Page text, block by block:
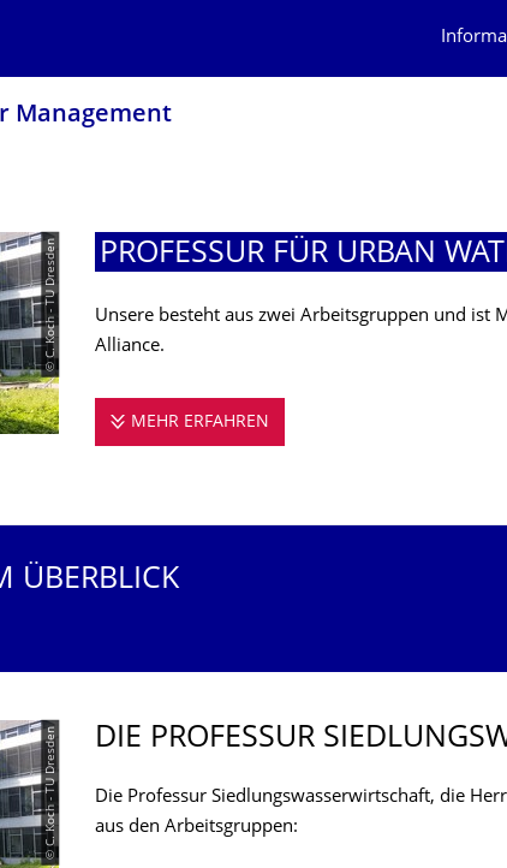
Management
© C. Koch - TU Dresden PROFESSUR FÜR URBAN
Unsere besteht aus zwei Arbeitsgruppen und ist
Alliance.
MEHR ERFAHREN
ÜBERBLICK
© C. Koch - TU Dresden DIE PROFESSUR
Die Professur Siedlungswasserwirtschaft, die Herr
aus den Arbeitsgruppen: